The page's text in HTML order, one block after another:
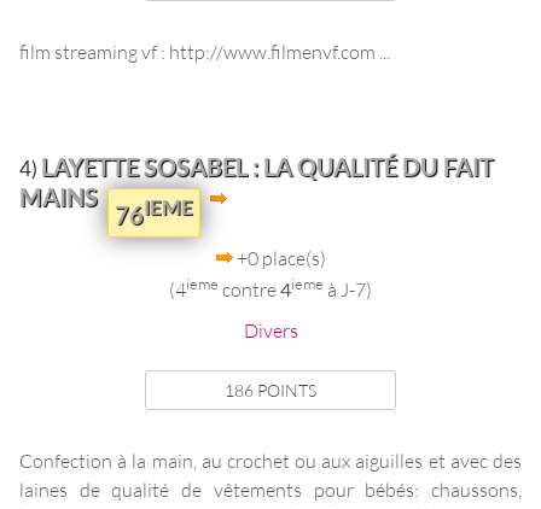
film streaming vf : http://www.filmenvf.com ...
4) LAYETTE SOSABEL : LA QUALITÉ DU FAIT
MAINS
76IEME
+0 place(s)
(4ieme contre4ieme à J-7)
Divers
186 POINTS
Confection à la main, au crochet ou aux aiguilles et avec des
laines de qualité de vêtements pour bébés: chaussons,